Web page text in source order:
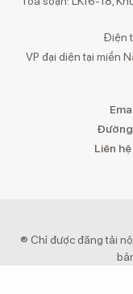
Điện
VP đại diện tại miền
Liên
® Chỉ được đăng tải